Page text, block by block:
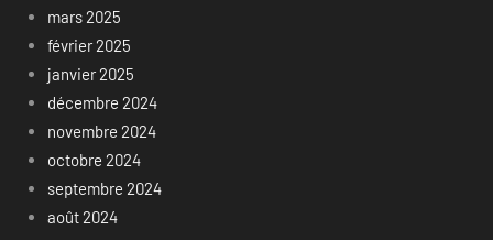
mars 2025
février 2025
janvier 2025
décembre 2024
novembre 2024
octobre 2024
septembre 2024
août 2024